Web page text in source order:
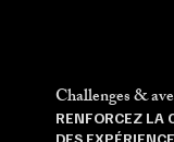
Challenges &
RENFORCEZ LA